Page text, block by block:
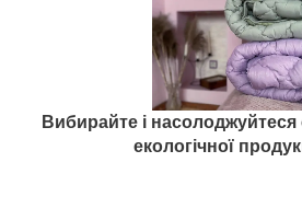
Вибирайте і
екологічної